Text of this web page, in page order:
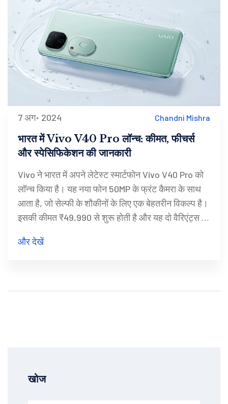
7 अग॰ 2024 Chandni Mishra
भारत में Vivo V40 Pro लॉन्च: कीमत, फीचर्स
और स्पेसिफिकेशन की जानकारी
Vivo ने भारत में अपने लेटेस्ट स्मार्टफोन Vivo V40 Pro को
लॉन्च किया है। यह नया फोन 50MP के फ्रंट कैमरा के साथ
आता है, जो सेल्फी के शौकीनों के लिए एक बेहतरीन विकल्प है।
इसकी कीमत ₹49,990 से शुरू होती है और यह दो वैरिएंट्स में
क्वालकॉम स्नैपड्रैगन 870 प्रोसेसर, 4500mAh की बैटरी
और देखें
खोज